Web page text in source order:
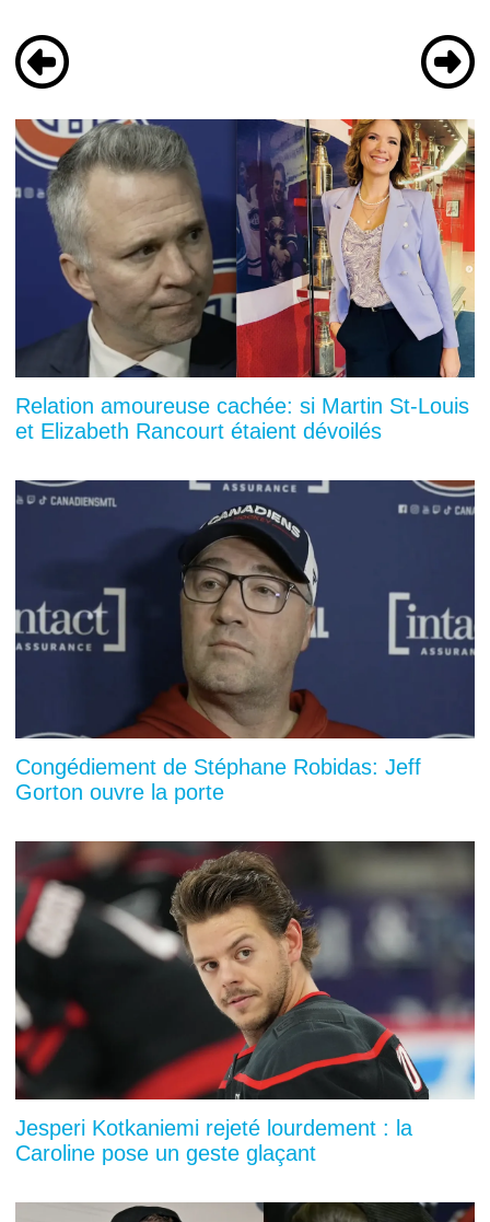
Relation amoureuse cachée: si Martin St-Louis
et Elizabeth Rancourt étaient dévoilés
Congédiement de Stéphane Robidas: Jeff
Gorton ouvre la porte
Jesperi Kotkaniemi rejeté lourdement : la
Caroline pose un geste glaçant